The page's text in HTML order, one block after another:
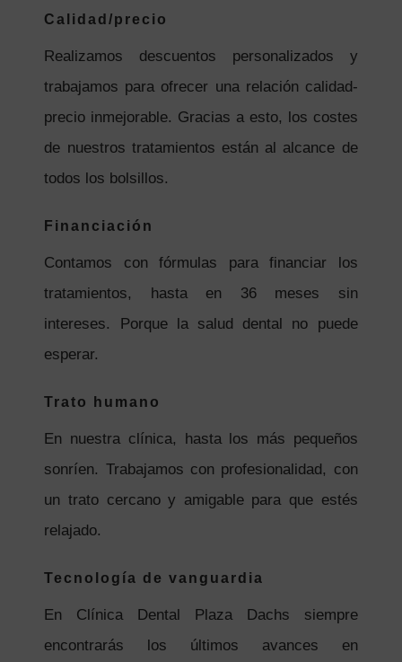
Calidad/precio
Realizamos descuentos personalizados y
trabajamos para ofrecer una relación calidad-
precio inmejorable. Gracias a esto, los costes
de nuestros tratamientos están al alcance de
todos los bolsillos.
Financiación
Contamos con fórmulas para financiar los
tratamientos, hasta en 36 meses sin
intereses. Porque la salud dental no puede
esperar.
Trato humano
En nuestra clínica, hasta los más pequeños
sonríen. Trabajamos con profesionalidad, con
un trato cercano y amigable para que estés
relajado.
Tecnología de vanguardia
En Clínica Dental Plaza Dachs siempre
encontrarás los últimos avances en